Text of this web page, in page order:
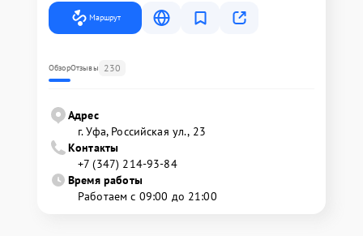
Маршрут
ОбзорОтзывы 230
Адрес
г. Уфа, Российская ул., 23
Контакты
+7 (347) 214-93-84
Время работы
Работаем с 09:00 до 21:00